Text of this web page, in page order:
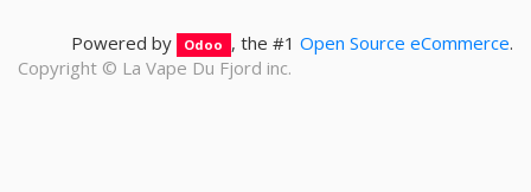
Powered by Odoo , the #1 Open Source eCommerce.
Copyright © La Vape Du Fjord inc.